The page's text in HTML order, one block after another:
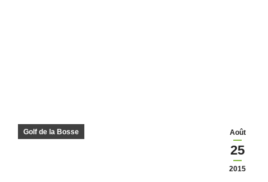
Août
25
2015
Golf de la Bosse